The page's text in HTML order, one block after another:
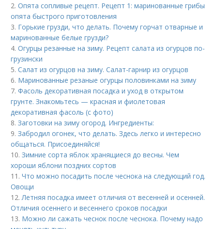
2.Опята сопливые рецепт. Рецепт 1: маринованные грибы
опята быстрого приготовления
3. Горькие грузди, что делать. Почему горчат отварные и
маринованные белые грузди?
4.Огурцы резанные на зиму. Рецепт салата из огурцов по-
грузински
5.Салат из огурцов на зиму. Салат-гарнир из огурцов
6. Маринованные резаные огурцы половинками на зиму
7.Фасоль декоративная посадка и уход в открытом
грунте. Знакомьтесь — красная и фиолетовая
декоративная фасоль (с фото)
8.Заготовки на зиму огород. Ингредиенты:
9.Забродил огонек, что делать. Здесь легко и интересно
общаться. Присоединяйся!
10.Зимние сорта яблок хранящиеся до весны. Чем
хороши яблони поздних сортов
11.Что можно посадить после чеснока на следующий год.
Овощи
12.Летняя посадка имеет отличия от весенней и осенней.
Отличия осеннего и весеннего сроков посадки
13. Можно ли сажать чеснок после чеснока. Почему надо